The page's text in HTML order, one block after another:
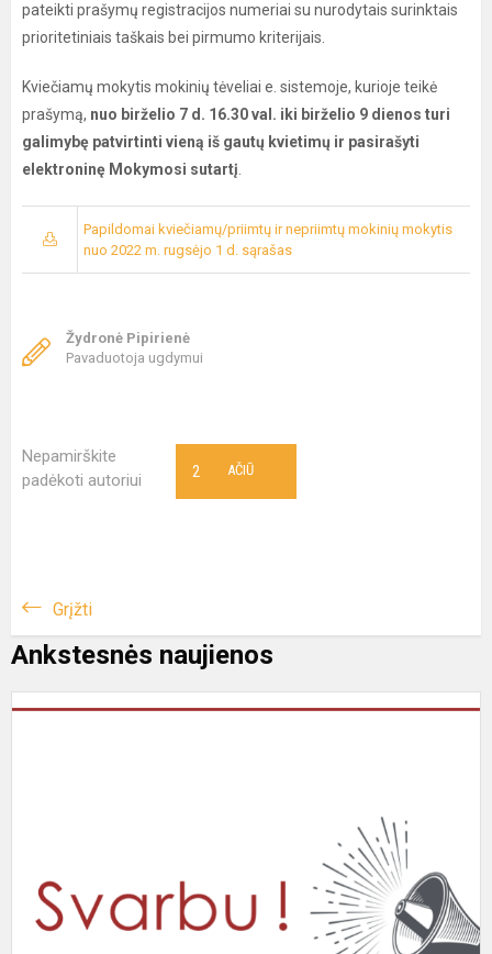
pateikti prašymų registracijos numeriai su nurodytais surinktais
prioritetiniais taškais bei pirmumo kriterijais.
Kviečiamų mokytis mokinių tėveliai e. sistemoje, kurioje teikė
prašymą, nuo birželio 7 d. 16.30 val. iki birželio 9 dienos turi
galimybę patvirtinti vieną iš gautų kvietimų ir pasirašyti
elektroninę Mokymosi sutartį
Papildomai kviečiamų/priimtų ir nepriimtų mokinių mokytis
nuo 2022 m. rugsėjo 1 d. sąrašas
Žydronė Pipirienė
Pavaduotoja ugdymui
Nepamirškite
padėkoti autoriui
AČIŪ
2
Grįžti
Ankstesnės naujienos